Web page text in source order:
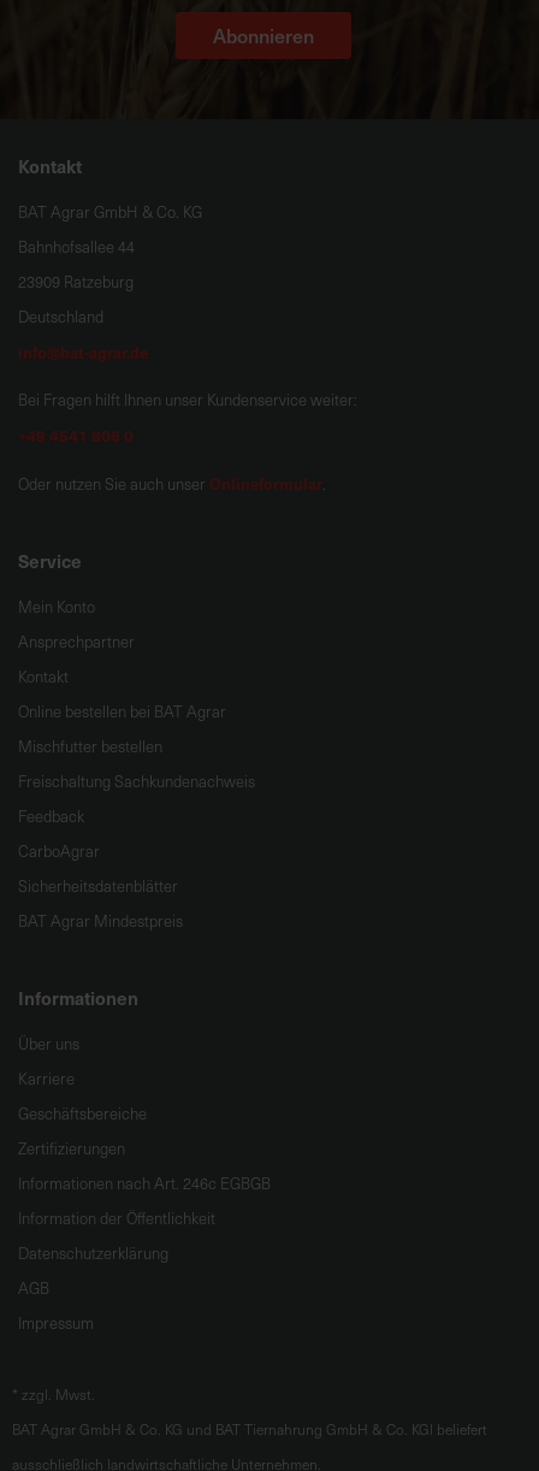
Abonnieren
Kontakt
BAT Agrar GmbH & Co. KG
Bahnhofsallee 44
23909 Ratzeburg
Deutschland
info@bat-agrar.de
Bei Fragen hilft Ihnen unser Kundenservice weiter:
+49 4541 806 0
Oder nutzen Sie auch unser Onlineformular.
Service
Mein Konto
Ansprechpartner
Kontakt
Online bestellen bei BAT Agrar
Mischfutter bestellen
Freischaltung Sachkundenachweis
Feedback
CarboAgrar
Sicherheitsdatenblätter
BAT Agrar Mindestpreis
Informationen
Über uns
Karriere
Geschäftsbereiche
Zertifizierungen
Informationen nach Art. 246c EGBGB
Information der Öffentlichkeit
Datenschutzerklärung
AGB
Impressum
* zzgl. Mwst.
BAT Agrar GmbH & Co. KG und BAT Tiernahrung GmbH & Co. KGl beliefert
ausschließlich landwirtschaftliche Unternehmen.